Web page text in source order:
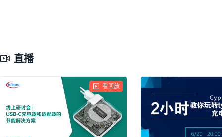
直播
看回放